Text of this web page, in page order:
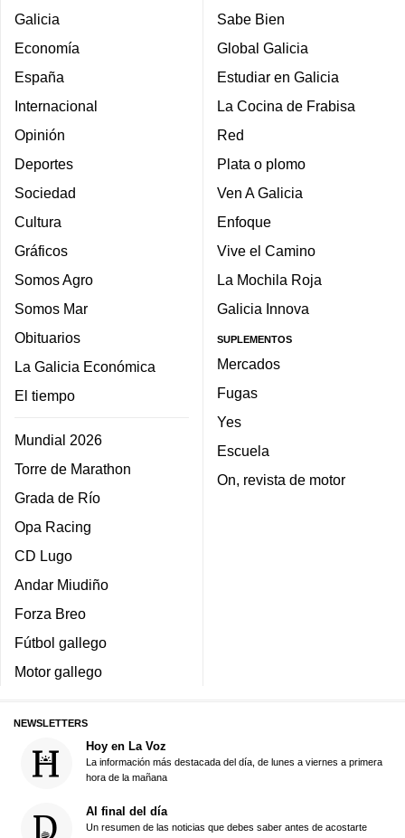
Galicia
Economía
España
Internacional
Opinión
Deportes
Sociedad
Cultura
Gráficos
Somos Agro
Somos Mar
Obituarios
La Galicia Económica
El tiempo
Mundial 2026
Torre de Marathon
Grada de Río
Opa Racing
CD Lugo
Andar Miudiño
Forza Breo
Fútbol gallego
Motor gallego
Sabe Bien
Global Galicia
Estudiar en Galicia
La Cocina de Frabisa
Red
Plata o plomo
Ven A Galicia
Enfoque
Vive el Camino
La Mochila Roja
Galicia Innova
SUPLEMENTOS
Mercados
Fugas
Yes
Escuela
On, revista de motor
NEWSLETTERS
Hoy en La Voz
La información más destacada del día, de lunes a viernes a primera
hora de la mañana
Al final del día
Un resumen de las noticias que debes saber antes de acostarte